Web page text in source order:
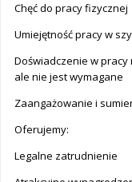
Chęć do pracy fizycznej
Umiejętność pracy w
Doświadczenie w
ale nie jest wymagane
Zaangażowanie i
Oferujemy:
Legalne zatrudnienie